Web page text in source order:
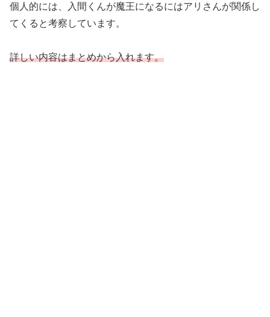
個人的には、入間くんが魔王になるにはアリさんが関係し
てくると考察しています。
詳しい内容はまとめから入れます。